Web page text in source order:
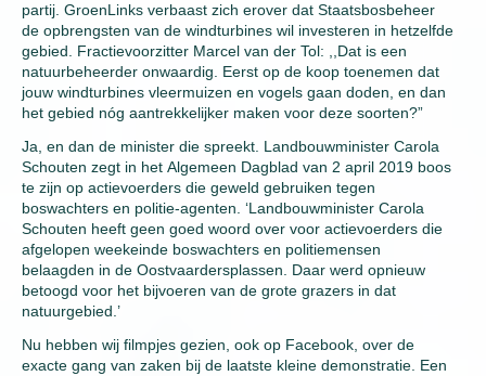
partij. GroenLinks verbaast zich erover dat Staatsbosbeheer
de opbrengsten van de windturbines wil investeren in hetzelfde
gebied. Fractievoorzitter Marcel van der Tol: ,,Dat is een
natuurbeheerder onwaardig. Eerst op de koop toenemen dat
jouw windturbines vleermuizen en vogels gaan doden, en dan
het gebied nóg aantrekkelijker maken voor deze soorten?”
Ja, en dan de minister die spreekt. Landbouwminister Carola
Schouten zegt in het Algemeen Dagblad van 2 april 2019 boos
te zijn op actievoerders die geweld gebruiken tegen
boswachters en politie-agenten. ‘Landbouwminister Carola
Schouten heeft geen goed woord over voor actievoerders die
afgelopen weekeinde boswachters en politiemensen
belaagden in de Oostvaardersplassen. Daar werd opnieuw
betoogd voor het bijvoeren van de grote grazers in dat
natuurgebied.’
Nu hebben wij filmpjes gezien, ook op Facebook, over de
exacte gang van zaken bij de laatste kleine demonstratie. Een